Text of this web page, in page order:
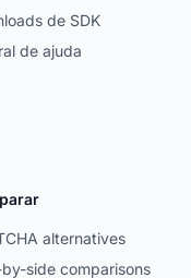
de SDK
de ajuda
alternatives
side comparisons